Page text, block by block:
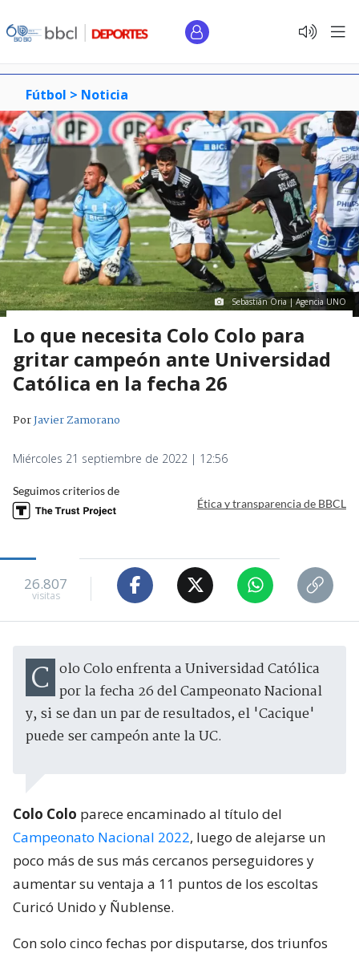
Fútbol > Noticia
Sebastián Oria | Agencia UNO
Lo que necesita Colo Colo para
gritar campeón ante Universidad
Católica en la fecha 26
PorJavier Zamorano
Miércoles 21 septiembre de 2022 | 12:56
Seguimos criterios de
Ética y transparencia de BBCL
26.807
visitas
Colo Colo enfrenta a Universidad Católica por la fecha 26 del Campeonato Nacional
y, si se dan un par de resultados, el 'Cacique'
puede ser campeón ante la UC.
Colo Colo parece encaminado al título del
Campeonato Nacional 2022, luego de alejarse un
poco más de sus más cercanos perseguidores y
aumentar su ventaja a 11 puntos de los escoltas
Curicó Unido y Ñublense.
Con solo cinco fechas por disputarse, dos triunfos